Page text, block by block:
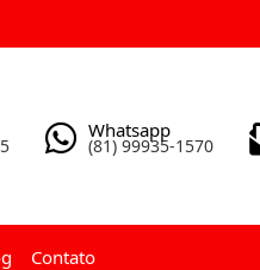
Whatsapp
(81) 99935-1570
Contato